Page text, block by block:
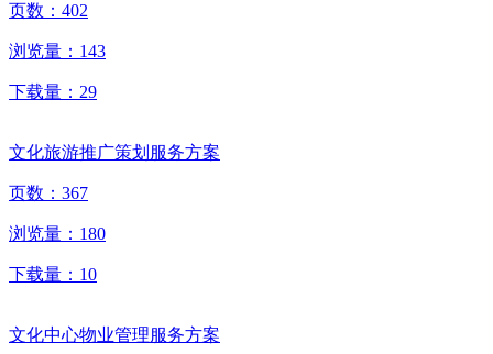
页数： 402
浏览量： 143
下载量： 29
文化旅游推广策划服务方案
页数： 367
浏览量： 180
下载量： 10
文化中心物业管理服务方案